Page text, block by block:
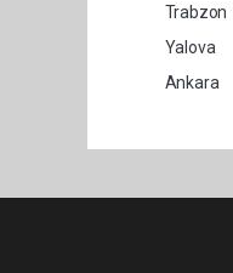
Trabzon
Yalova
Ankara